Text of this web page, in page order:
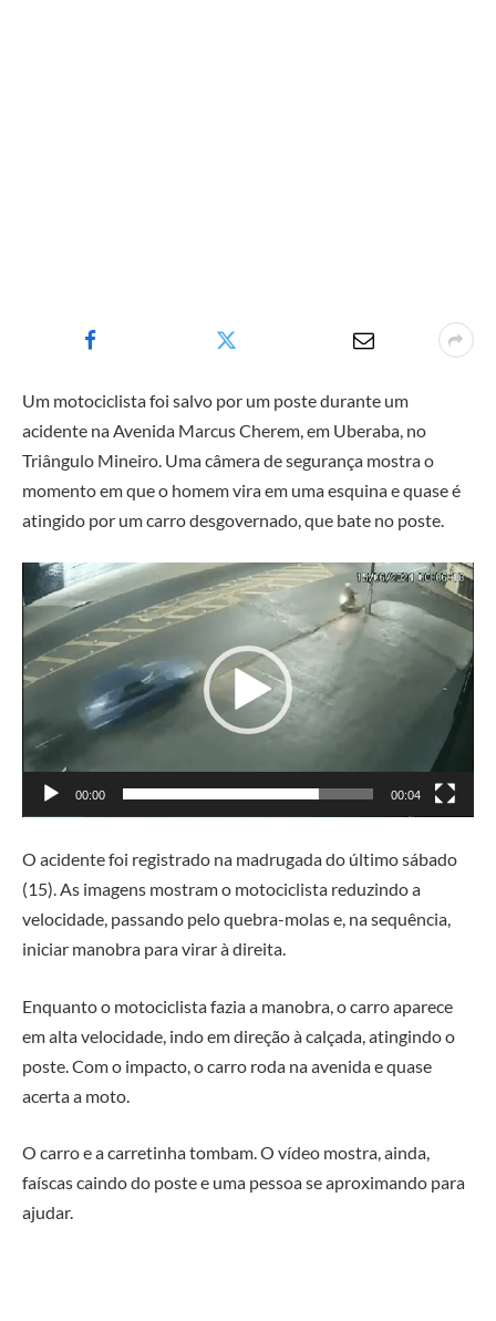
Um motociclista foi salvo por um poste durante um
acidente na Avenida Marcus Cherem, em Uberaba, no
Triângulo Mineiro. Uma câmera de segurança mostra o
momento em que o homem vira em uma esquina e quase é
atingido por um carro desgovernado, que bate no poste.
Tocador
de
vídeo
00:00 00:04
O acidente foi registrado na madrugada do último sábado
(15). As imagens mostram o motociclista reduzindo a
velocidade, passando pelo quebra-molas e, na sequência,
iniciar manobra para virar à direita.
Enquanto o motociclista fazia a manobra, o carro aparece
em alta velocidade, indo em direção à calçada, atingindo o
poste. Com o impacto, o carro roda na avenida e quase
acerta a moto.
O carro e a carretinha tombam. O vídeo mostra, ainda,
faíscas caindo do poste e uma pessoa se aproximando para
ajudar.